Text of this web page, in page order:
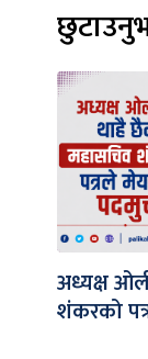
अध्यक्ष
शंकरको